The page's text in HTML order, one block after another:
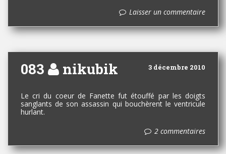
Laisser un commentaire
083 3 décembre 2010
nikubik
Le cri du coeur de Fanette fut étouffé par les doigts
sanglants de son assassin qui bouchèrent le ventricule
hurlant.
2 commentaires